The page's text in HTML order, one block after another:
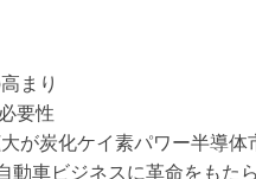
まり
要性
が炭化ケイ素パワー半導体
動車ビジネスに革命をも